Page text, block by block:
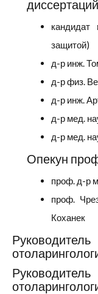
диссертаций
защитой)
д-р инж.
д-р физ.
д-р инж.
д-р мед.
д-р мед.
Опекун
проф. д-р
проф.
Коханек